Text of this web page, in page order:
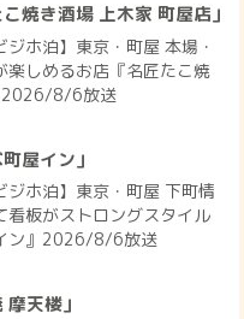
焼き酒場 上木家 町屋店」
ジホ泊】東京・町屋 本場・
楽しめるお店『名匠たこ焼
2026/8/6放送
屋イン」
ジホ泊】東京・町屋 下町情
看板がストロングスタイル
ン』2026/8/6放送
天楼」